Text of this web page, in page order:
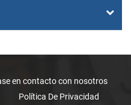
en contacto con nosotros
Política De Privacidad